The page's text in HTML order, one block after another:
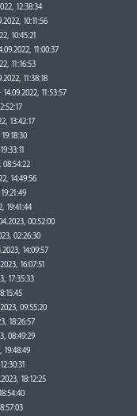
12:38:34
10:11:56
10:45:21
11:00:37
11:16:53
11:38:18
14.09.2022, 11:53:57
13:42:17
08:54:22
14:49:56
19:41:44
00:52:00
02:26:30
14:09:57
16:07:51
17:35:33
09:55:20
18:26:57
08:49:29
19:48:49
18:12:25